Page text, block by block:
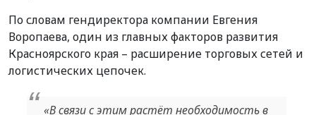
По словам гендиректора компании Евгения
Воропаева, один из главных факторов развития
Красноярского края – расширение торговых сетей и
логистических цепочек.
«В связи с этим растёт необходимость в